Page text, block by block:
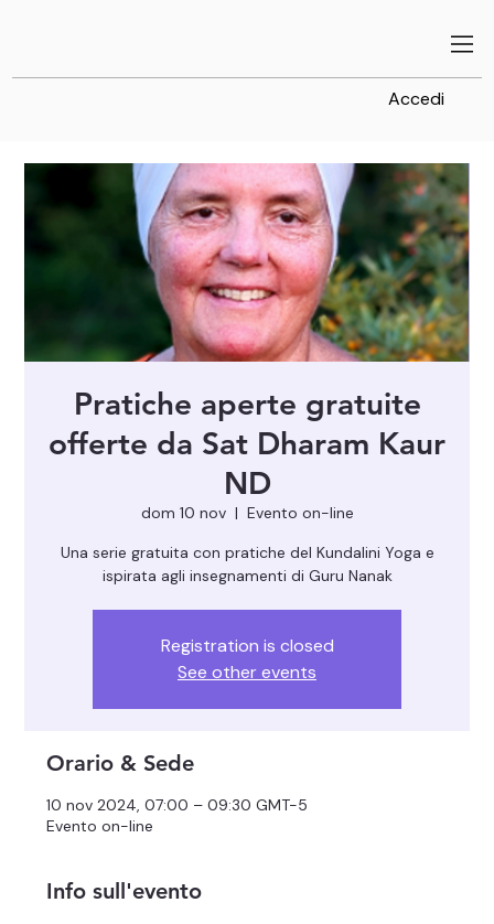
Accedi
Pratiche aperte gratuite
offerte da Sat Dharam Kaur
ND
dom 10 nov
  |
Evento on-line
Una serie gratuita con pratiche del Kundalini Yoga e
ispirata agli insegnamenti di Guru Nanak
Registration is closed
See other events
Orario & Sede
10 nov 2024, 07:00 – 09:30 GMT-5
Evento on-line
Info sull'evento